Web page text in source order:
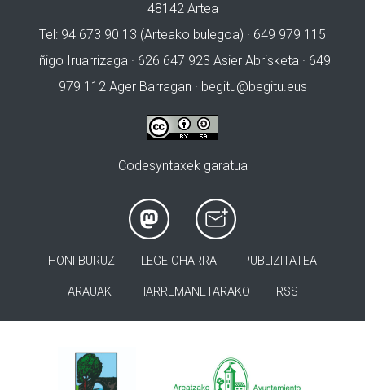
48142 Artea
Tel: 94 673 90 13 (Arteako bulegoa) · 649 979 115
Iñigo Iruarrizaga · 626 647 923 Asier Abrisketa · 649
979 112 Ager Barragan · begitu@begitu.eus
Codesyntaxek garatua
HONI BURUZ LEGE OHARRA PUBLIZITATEA
ARAUAK HARREMANETARAKO RSS